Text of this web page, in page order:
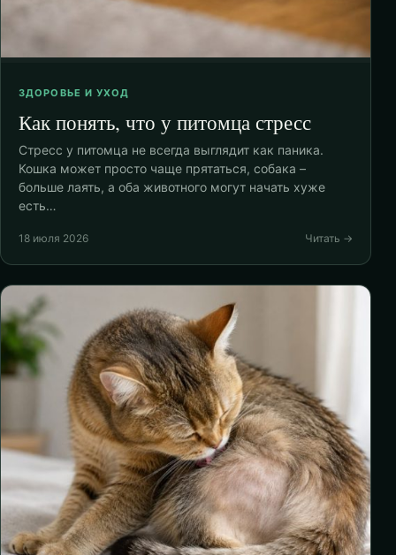
ЗДОРОВЬЕ И УХОД
Как понять, что у питомца стресс
Стресс у питомца не всегда выглядит как паника.
Кошка может просто чаще прятаться, собака –
больше лаять, а оба животного могут начать хуже
есть…
18 июля 2026 Читать →